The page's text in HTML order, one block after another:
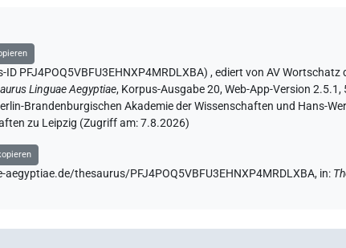
ID PFJ4POQ5VBFU3EHNXP4MRDLXBA),ediert von AV Wortschatz
Linguae Aegyptiae, Korpus-Ausgabe 20, Web-App-Version
Brandenburgischen Akademie der Wissenschaften und Hans-
zu Leipzig (Zugriff am:7.8.2026)
thesaurus/PFJ4POQ5VBFU3EHNXP4MRDLXBA, in: